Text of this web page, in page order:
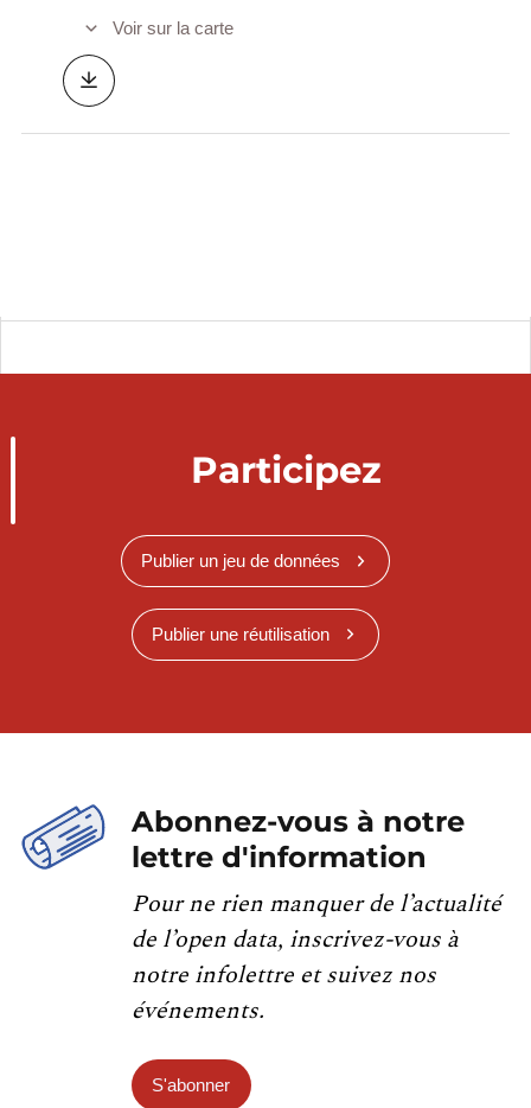
Voir sur la carte
Participez
Publier un jeu de données
Publier une réutilisation
Abonnez-vous à notre
lettre d'information
Pour ne rien manquer de l’actualité
de l’open data, inscrivez-vous à
notre infolettre et suivez nos
événements.
S'abonner